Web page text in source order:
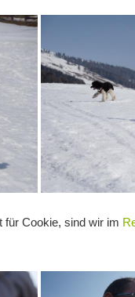
für Cookie, sind wir im